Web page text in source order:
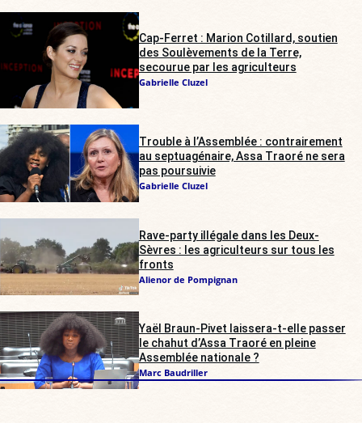
Cap-Ferret : Marion Cotillard, soutien
des Soulèvements de la Terre,
secourue par les agriculteurs
Gabrielle Cluzel
Trouble à l’Assemblée : contrairement
au septuagénaire, Assa Traoré ne sera
pas poursuivie
Gabrielle Cluzel
Rave-party illégale dans les Deux-
Sèvres : les agriculteurs sur tous les
fronts
Alienor de Pompignan
Yaël Braun-Pivet laissera-t-elle passer
le chahut d’Assa Traoré en pleine
Assemblée nationale ?
Marc Baudriller